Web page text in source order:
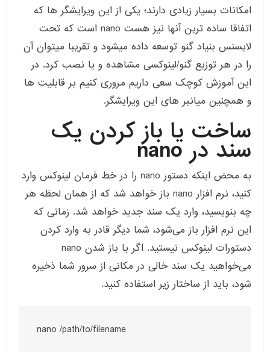
امکانات بسیار زیادی دارند؛ یکی از این ویرایشگر ها که
اتفاقا ساده ترین آنها نیز هست nano است که تحت
لایسنس بنیاد گنو توسعه داده میشود و تقریبا میتوان آن
را در هر توزیع گنو/لینوکسی مشاهده و یا نصب کرد. در
این آموزش کوچک سعی داریم مروری کنیم بر قابلیت ها
و همچنین میانبر های این ویرایشگر.
ساخت یا باز کردن یک
سند در nano
به محض اینکه دستور nano را در خط فرمان لینوکس وارد
کنید، نرم افزار nano باز خواهد شد که از همان لحظه هر
چه بنویسید، وارد یک سند جدید خواهد شد. زمانی که
این نرم افزار باز می‌شود، شما دیگر قادر به وارد کردن
دستورات لینوکس نیستید. اگر با باز شدن nano
می‌خواهید یک سند خالی در مکانی از سرور شما ذخیره
شود، باید از ساختار زیر استفاده کنید.
nano /path/to/filename